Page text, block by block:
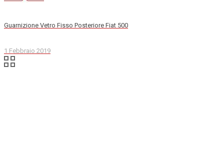
Guarnizione Vetro Fisso Posteriore Fiat 500
1 Febbraio 2019